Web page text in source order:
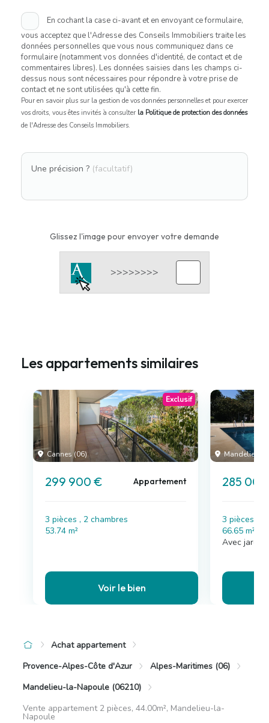
En cochant la case ci-avant et en envoyant ce formulaire,
vous acceptez que l'Adresse des Conseils Immobiliers traite les
données personnelles que vous nous communiquez dans ce
formulaire (notamment vos données d'identité, de contact et de
commentaires libres). Les données saisies dans les champs ci-
dessus nous sont nécessaires pour répondre à votre prise de
contact et ne sont utilisées qu'à cette fin.
Pour en savoir plus sur la gestion de vos données personnelles et pour exercer
vos droits, vous êtes invités à consulter la Politique de protection des données
de l'Adresse des Conseils Immobiliers.
Une précision ? (facultatif)
Glissez l'image pour envoyer votre demande
Les appartements similaires
Cannes (06)
Exclusif
299 900 € Appartement
3 pièces , 2 chambres
53.74 m²
Voir le bien
Mandelieu-
285
3 pièces , 2
66.65 m²
Avec
Achat appartement
Provence-Alpes-Côte d'Azur
Alpes-Maritimes (06)
Mandelieu-la-Napoule (06210)
Vente appartement 2 pièces, 44.00m², Mandelieu-la-
Napoule